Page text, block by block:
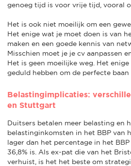
genoeg tijd is voor vrije tijd, vooral
Het is ook niet moeilijk om een
Het enige wat je moet doen is van
maken en een goede kennis van
Misschien moet je je cv aanpassen
Het is geen moeilijke weg. Het
geduld hebben om de perfecte baan
Belastingimplicaties:
en Stuttgart
Duitsers betalen meer belasting en
belastinginkomsten in het BBP van
lager dan het percentage in het
36,8% is. Als ex-pat die van het
verhuist, is het het beste om